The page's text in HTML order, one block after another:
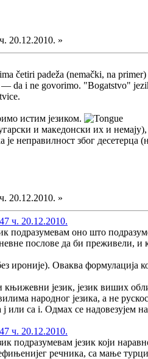
20.12.2010. »
četiri padeža (nemački, na
da i ne govorimo. "Bogatstvo"
истим језиком.
и македонски их и
неправилност због десетерца
20.12.2010. »
ч. 20.12.2010.
подразумевам оно што
послове да би преживели,
ироније). Оваква формулација
књижевни језик, језик виших
народног језика, а не
ј или са i. Одмах се надовезујем
ч. 20.12.2010.
подразумевам језик који
речника, са мање